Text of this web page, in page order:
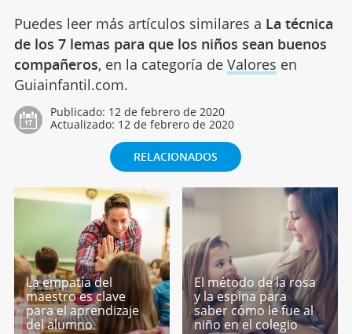
Puedes leer más artículos similares a La técnica
de los 7 lemas para que los niños sean buenos
compañeros, en la categoría de Valores en
Guiainfantil.com.
Publicado: 12 de febrero de 2020
Actualizado: 12 de febrero de 2020
RELACIONADOS
La empatía del
maestro es clave
para el aprendizaje
del alumno
El método de la rosa
y la espina para
saber cómo le fue al
niño en el colegio